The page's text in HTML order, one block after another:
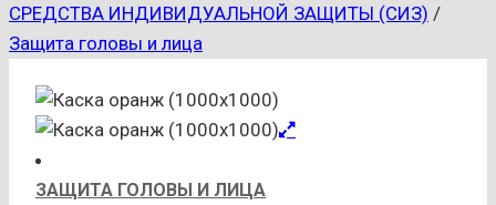
СРЕДСТВА ИНДИВИДУАЛЬНОЙ ЗАЩИТЫ (СИЗ) /
Защита головы и лица
ЗАЩИТА ГОЛОВЫ И ЛИЦА